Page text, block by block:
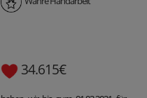
34.615€